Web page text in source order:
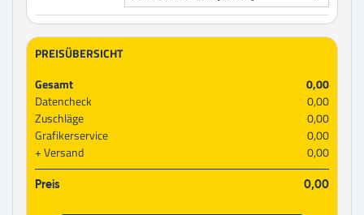
PREISÜBERSICHT
Gesamt
0,00
Datencheck
0,00
Zuschläge
0,00
Grafikerservice
0,00
Versand
0,00
Preis 0,00